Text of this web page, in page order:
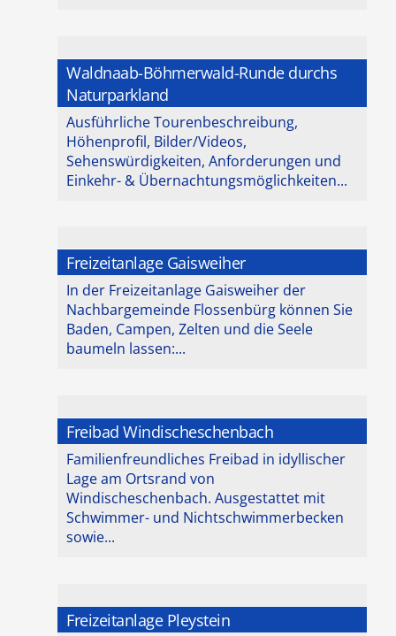
Waldnaab-Böhmerwald-Runde durchs
Naturparkland
Ausführliche Tourenbeschreibung,
Höhenprofil, Bilder/Videos,
Sehenswürdigkeiten, Anforderungen und
Einkehr- & Übernachtungsmöglichkeiten...
Freizeitanlage Gaisweiher
In der Freizeitanlage Gaisweiher der
Nachbargemeinde Flossenbürg können Sie
Baden, Campen, Zelten und die Seele
baumeln lassen:...
Freibad Windischeschenbach
Familienfreundliches Freibad in idyllischer
Lage am Ortsrand von
Windischeschenbach. Ausgestattet mit
Schwimmer- und Nichtschwimmerbecken
sowie...
Freizeitanlage Pleystein